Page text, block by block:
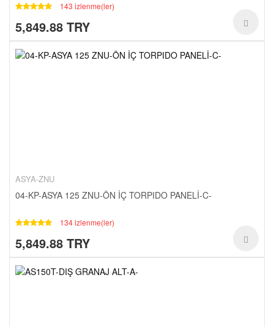
143 izlenme(ler)
5,849.88 TRY
ASYA-ZNU
04-KP-ASYA 125 ZNU-ÖN İÇ TORPIDO PANELİ-C-
134 izlenme(ler)
5,849.88 TRY